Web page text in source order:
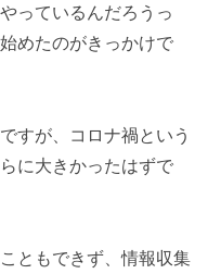
っているんだろうっ
めたのがきっかけで
すが、コロナ禍という
に大きかったはずで
ともできず、情報収集